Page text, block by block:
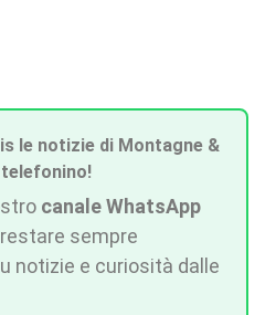
le notizie di Montagne &
canale WhatsApp
sempre
notizie e curiosità dalle